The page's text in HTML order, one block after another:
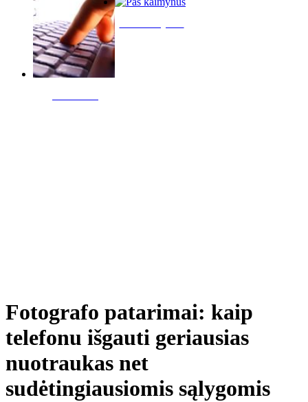
Fotografo patarimai: kaip
telefonu išgauti geriausias
nuotraukas net
sudėtingiausiomis sąlygomis